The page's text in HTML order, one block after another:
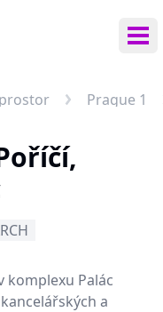
Prague 1
komplexu Palác
a